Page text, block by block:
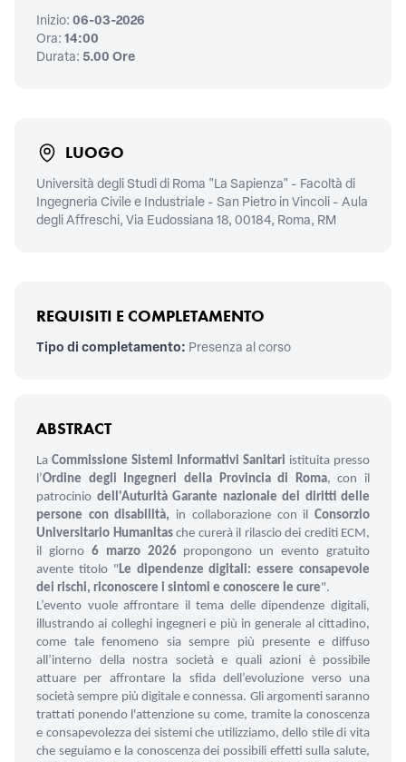
Inizio: 06-03-2026
Ora: 14:00
Durata: 5.00 Ore
LUOGO
Università degli Studi di Roma "La Sapienza" - Facoltà di
Ingegneria Civile e Industriale - San Pietro in Vincoli - Aula
degli Affreschi, Via Eudossiana 18, 00184, Roma, RM
REQUISITI E COMPLETAMENTO
Tipo di completamento: Presenza al corso
ABSTRACT
La Commissione Sistemi Informativi Sanitari istituita presso
l’Ordine degli Ingegneri della Provincia di Roma, con il
patrocinio dell'Auturità Garante nazionale dei diritti delle
persone con disabilità, in collaborazione con ilConsorzio
Universitario Humanitasche curerà il rilascio dei crediti ECM,
il giorno 6 marzo 2026propongono un evento gratuito
avente titolo "Le dipendenze digitali: essere consapevole
dei rischi, riconoscere i sintomi e conoscere le cure".
L’evento vuole affrontare il tema delle dipendenze digitali,
illustrando ai colleghi ingegneri e più in generale al cittadino,
come tale fenomeno sia sempre più presente e diffuso
all’interno della nostra società e quali azioni è possibile
attuare per affrontare la sfida dell’evoluzione verso una
società sempre più digitale e connessa. Gli argomenti saranno
trattati ponendo l'attenzione su come, tramite la conoscenza
e consapevolezza dei sistemi che utilizziamo, dello stile di vita
che seguiamo e la conoscenza dei possibili effetti sulla salute,